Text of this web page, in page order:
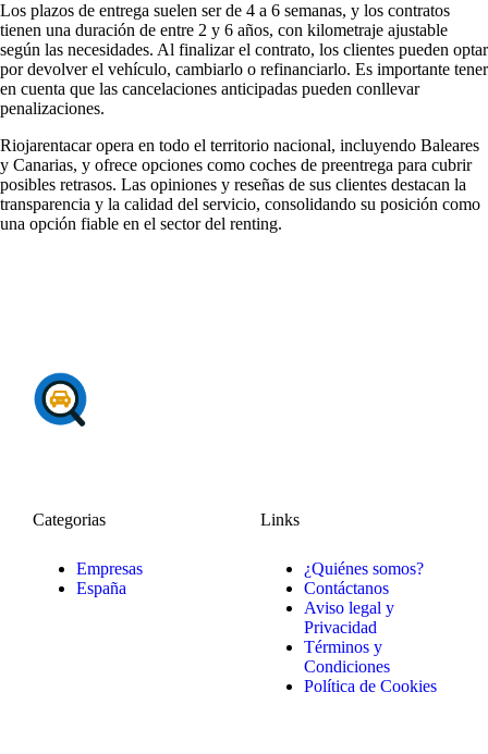
Los plazos de entrega suelen ser de 4 a 6 semanas, y los contratos
tienen una duración de entre 2 y 6 años, con kilometraje ajustable
según las necesidades. Al finalizar el contrato, los clientes pueden optar
por devolver el vehículo, cambiarlo o refinanciarlo. Es importante tener
en cuenta que las cancelaciones anticipadas pueden conllevar
penalizaciones.
Riojarentacar opera en todo el territorio nacional, incluyendo Baleares
y Canarias, y ofrece opciones como coches de preentrega para cubrir
posibles retrasos. Las opiniones y reseñas de sus clientes destacan la
transparencia y la calidad del servicio, consolidando su posición como
una opción fiable en el sector del renting.
Categorias
Empresas
España
Links
¿Quiénes somos?
Contáctanos
Aviso legal y
Privacidad
Términos y
Condiciones
Política de Cookies